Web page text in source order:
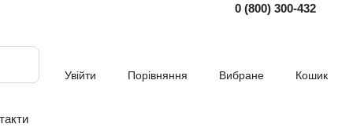
0 (800) 300-432
Увійти Порівняння Вибране Кошик